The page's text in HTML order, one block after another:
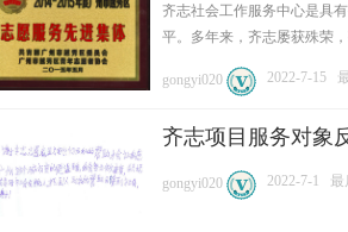
齐志社会工作服务中心是具
平。多年来，齐志屡获殊荣
gongyi020 2022-7-15
齐志项目服务对象
gongyi020 2022-7-1